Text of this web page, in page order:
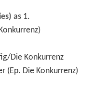
as 1.
Die Konkurrenz
(Ep. Die Konkurrenz)